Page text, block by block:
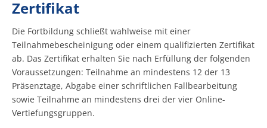
Zertifikat
Die Fortbildung schließt wahlweise mit einer
Teilnahmebescheinigung oder einem qualifizierten Zertifikat
ab. Das Zertifikat erhalten Sie nach Erfüllung der folgenden
Voraussetzungen: Teilnahme an mindestens 12 der 13
Präsenztage, Abgabe einer schriftlichen Fallbearbeitung
sowie Teilnahme an mindestens drei der vier Online-
Vertiefungsgruppen.